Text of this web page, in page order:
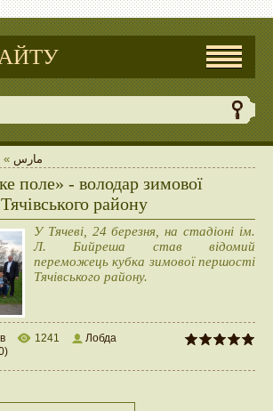
مارس »
поле» - володар зимової
району
У Тячеві, 24 березня, на стадіоні ім.
Л. Бийреша став відомий
переможець кубка зимової першості
Тячівського району.
1241
Лобда